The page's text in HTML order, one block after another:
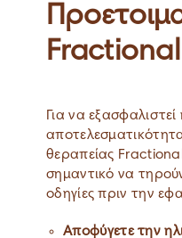
Για να εξασφαλιστεί
θεραπείας
σημαντικό να
οδηγίες πριν την
Αποφύγετε την